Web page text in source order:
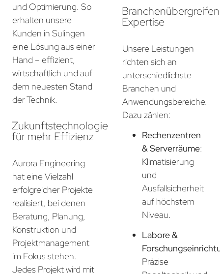
und Optimierung. So
erhalten unsere
Kunden in Sulingen
eine Lösung aus einer
Hand – effizient,
wirtschaftlich und auf
dem neuesten Stand
der Technik.
Zukunftstechnologie
für mehr Effizienz
Aurora Engineering
hat eine Vielzahl
erfolgreicher Projekte
realisiert, bei denen
Beratung, Planung,
Konstruktion und
Projektmanagement
im Fokus stehen.
Jedes Projekt wird mit
Expertise
Unsere Leistungen
richten sich an
unterschiedlichste
Branchen und
Anwendungsbereiche.
Dazu zählen:
Rechenzentren
& Serverräume:
Klimatisierung
und
Ausfallsicherheit
auf höchstem
Niveau.
Labore &
Präzise